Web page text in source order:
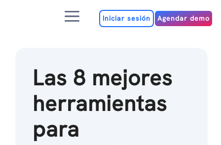
MenúIniciar sesión Agendar demo
Las 8 mejores
herramientas
para